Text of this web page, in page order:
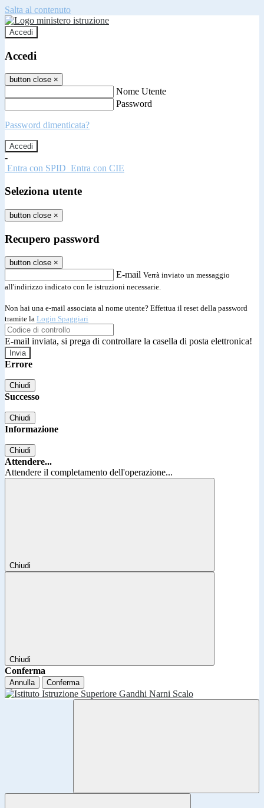
Salta al contenuto
Accedi
Accedi
button close ×
Nome Utente
Password
Password dimenticata?
-
Entra con SPID Entra con CIE
Seleziona utente
button close ×
Recupero password
button close ×
E-mail Verrà inviato un messaggio
all'indirizzo indicato con le istruzioni necessarie.
Non hai una e-mail associata al nome utente? Effettua il reset della password
tramite la Login Spaggiari
E-mail inviata, si prega di controllare la casella di posta elettronica!
Errore
Chiudi
Successo
Chiudi
Informazione
Chiudi
Attendere...
Attendere il completamento dell'operazione...
Chiudi
Chiudi
Conferma
Annulla Conferma